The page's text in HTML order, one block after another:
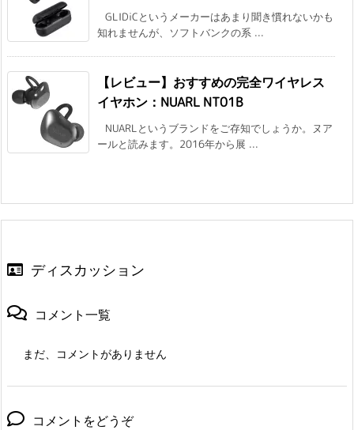
GLIDiCというメーカーはあまり聞き慣れないかも
知れませんが、ソフトバンクの系 ...
【レビュー】おすすめの完全ワイヤレス
イヤホン：NUARL NT01B
NUARLというブランドをご存知でしょうか。ヌア
ールと読みます。2016年から展 ...
ディスカッション
コメント一覧
まだ、コメントがありません
コメントをどうぞ